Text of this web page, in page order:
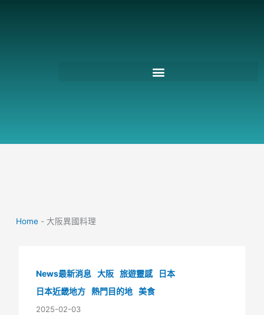
Home - 大阪異國料理
News最新消息 大阪 旅遊靈感
日本
日本近畿地方 熱門目的地 美食
2025-02-03